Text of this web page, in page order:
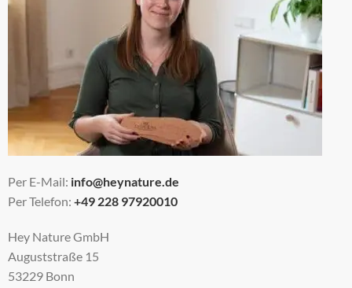
Per E-Mail: info@heynature.de
Per Telefon: +49 228 97920010
Hey Nature GmbH
Auguststraße 15
53229 Bonn